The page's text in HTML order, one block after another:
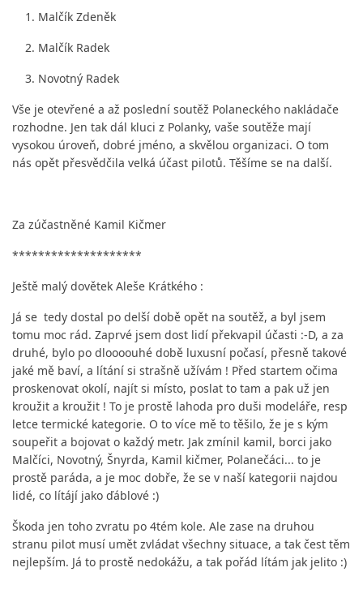
Malčík Zdeněk
Malčík Radek
Novotný Radek
Vše je otevřené a až poslední soutěž Polaneckého nakládače
rozhodne. Jen tak dál kluci z Polanky, vaše soutěže mají
vysokou úroveň, dobré jméno, a skvělou organizaci. O tom
nás opět přesvědčila velká účast pilotů. Těšíme se na další.
Za zúčastněné Kamil Kičmer
********************
Ještě malý dovětek Aleše Krátkého :
Já se tedy dostal po delší době opět na soutěž, a byl jsem
tomu moc rád. Zaprvé jsem dost lidí překvapil účasti :-D, a za
druhé, bylo po dloooouhé době luxusní počasí, přesně takové
jaké mě baví, a lítání si strašně užívám ! Před startem očima
proskenovat okolí, najít si místo, poslat to tam a pak už jen
kroužit a kroužit ! To je prostě lahoda pro duši modeláře, resp
letce termické kategorie. O to více mě to těšilo, že je s kým
soupeřit a bojovat o každý metr. Jak zmínil kamil, borci jako
Malčíci, Novotný, Šnyrda, Kamil kičmer, Polanečáci... to je
prostě paráda, a je moc dobře, že se v naší kategorii najdou
lidé, co lítájí jako ďáblové :)
Škoda jen toho zvratu po 4tém kole. Ale zase na druhou
stranu pilot musí umět zvládat všechny situace, a tak čest těm
nejlepším. Já to prostě nedokážu, a tak pořád lítám jak jelito :)